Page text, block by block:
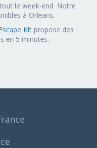
le week-end. Notre
à Orleans.
Kit propose des
en 5 minutes.